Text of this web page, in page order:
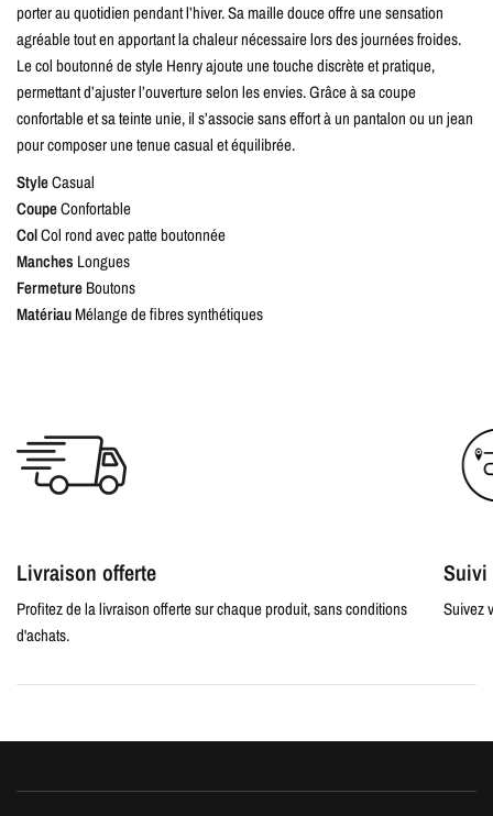
porter au quotidien pendant l’hiver. Sa maille douce offre une sensation
agréable tout en apportant la chaleur nécessaire lors des journées froides.
Le col boutonné de style Henry ajoute une touche discrète et pratique,
permettant d’ajuster l’ouverture selon les envies. Grâce à sa coupe
confortable et sa teinte unie, il s’associe sans effort à un pantalon ou un jean
pour composer une tenue casual et équilibrée.
StyleCasual
CoupeConfortable
ColCol rond avec patte boutonnée
Manches Longues
FermetureBoutons
MatériauMélange de fibres synthétiques
Livraison offerte
Profitez de la livraison offerte sur chaque produit, sans conditions
d'achats.
Suivi
Suivez